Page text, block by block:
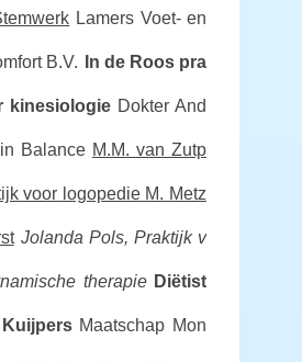
Lamers Voet- en
B.V. In de Roos pra
kinesiologie Dokter And
Balance M.M. van Zutp
voor logopedie M. Metz
Jolanda Pols, Praktijk v
therapie Diëtist
Maatschap Mon